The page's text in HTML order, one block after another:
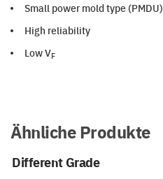
Small power mold type (PMDU)
High reliability
Low VF
Ähnliche Produkte
Different Grade